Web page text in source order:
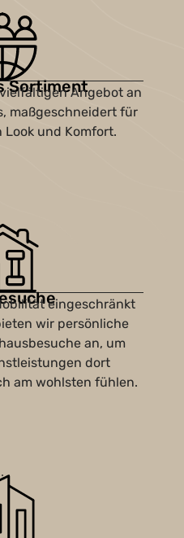
SortimentAngebot an
maßgeschneidert für
und Komfort.
eingeschränkt
wir persönliche
an, um
dort
am wohlsten fühlen.